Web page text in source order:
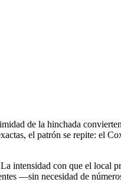
de la hinchada
el patrón se repite: el
intensidad con que el local
—sin necesidad de